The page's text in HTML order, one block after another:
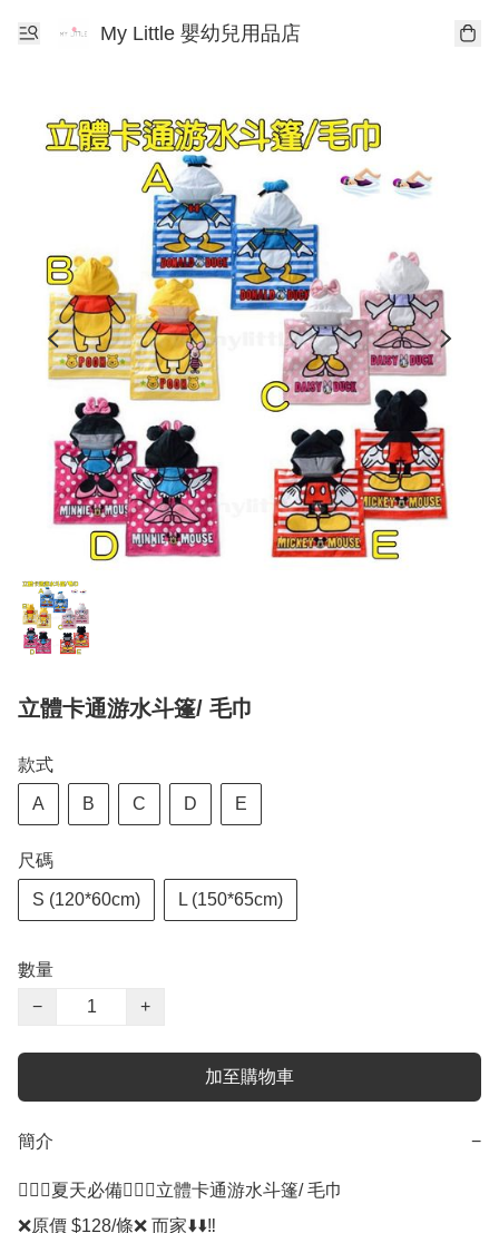
My Little 嬰幼兒用品店
立體卡通游水斗篷/ 毛巾
款式
A B C D E
尺碼
S (120*60cm) L (150*65cm)
數量
−
+
加至購物車
簡介 −
🏊🏻‍♂️夏天必備🏊🏼‍♀️立體卡通游水斗篷/ 毛巾
❌原價 $128/條❌ 而家⬇️⬇️‼️